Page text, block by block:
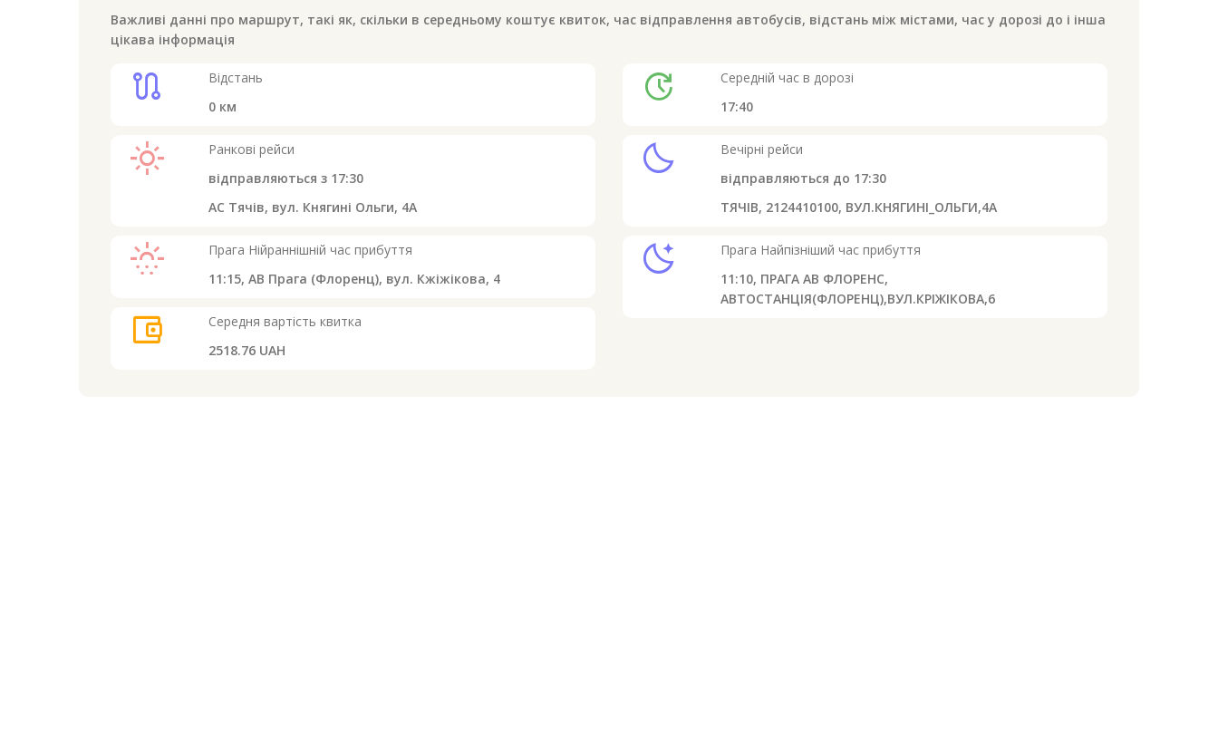
Важливі данні про маршрут, такі як, скільки в середньому коштує квиток, час відправлення автобусів, відстань між містами, час у дорозі до і інша
цікава інформація
route
Відстань
0км
light_mode
Ранкові рейси
відправляються з 17:30
АС Тячів, вул. Княгині Ольги, 4А
sunny_snowing Прага Нійраннішній час прибуття
11:15, АВ Прага (Флоренц), вул. Кжіжікова, 4
account_balance_wallet
Середня вартість квитка
2518.76 UAH
update
Середній час в дорозі
17:40
clear_night
Вечірні рейси
відправляються до 17:30
ТЯЧІВ, 2124410100, ВУЛ.КНЯГИНІ_ОЛЬГИ,4А
sleep Прага Найпізніший час прибуття
11:10, ПРАГА АВ ФЛОРЕНС,
АВТОСТАНЦІЯ(ФЛОРЕНЦ),ВУЛ.КРІЖІКОВА,6